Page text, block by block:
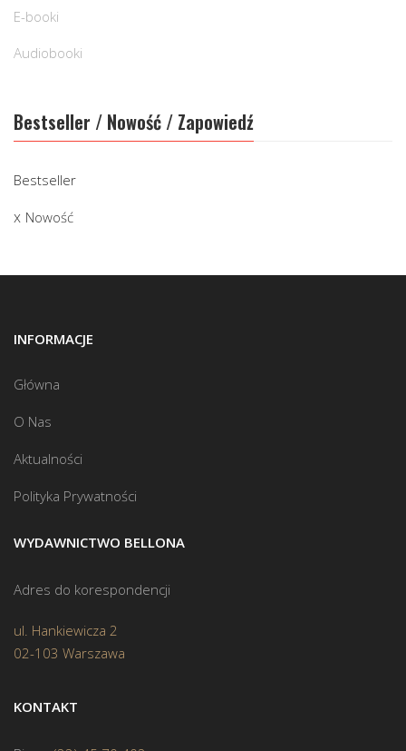
E-booki
Audiobooki
Bestseller / Nowość / Zapowiedź
Bestseller
Nowość
INFORMACJE
Główna
O Nas
Aktualności
Polityka Prywatności
WYDAWNICTWO BELLONA
Adres do korespondencji
ul. Hankiewicza 2
02-103 Warszawa
KONTAKT